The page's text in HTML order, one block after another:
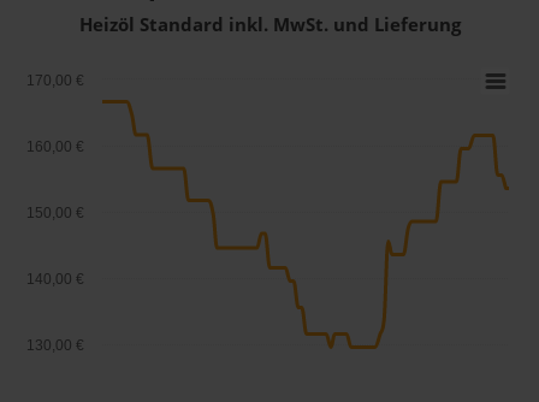
Heizöl Standard inkl. MwSt. und Lieferung
130,00 €
140,00 €
150,00 €
160,00 €
170,00 €